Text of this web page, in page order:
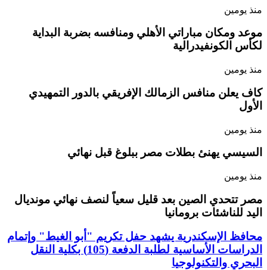
منذ يومين
موعد ومكان مباراتي الأهلي ومنافسه بضربة البداية
لكأس الكونفيدرالية
منذ يومين
كاف يعلن منافس الزمالك الإفريقي بالدور التمهيدي
الأول
منذ يومين
السيسي يهنئ بطلات مصر ببلوغ قبل نهائي
منذ يومين
مصر تتحدي الصين بعد قليل سعياً لنصف نهائي مونديال
اليد للناشئات برومانيا
محافظ الإسكندرية يشهد حفل تكريم "أبو الغيط" وإتمام
الدراسات الأساسية لطلبة الدفعة (105) بكلية النقل
البحري والتكنولوجيا